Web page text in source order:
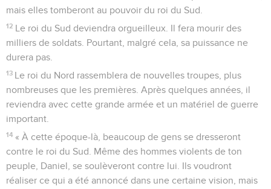
mais elles tomberont au pouvoir du roi du Sud.
12 Le roi du Sud deviendra orgueilleux. Il fera mourir des
milliers de soldats. Pourtant, malgré cela, sa puissance ne
durera pas.
13 Le roi du Nord rassemblera de nouvelles troupes, plus
nombreuses que les premières. Après quelques années, il
reviendra avec cette grande armée et un matériel de guerre
important.
14 « À cette époque-là, beaucoup de gens se dresseront
contre le roi du Sud. Même des hommes violents de ton
peuple, Daniel, se soulèveront contre lui. Ils voudront
réaliser ce qui a été annoncé dans une certaine vision, mais